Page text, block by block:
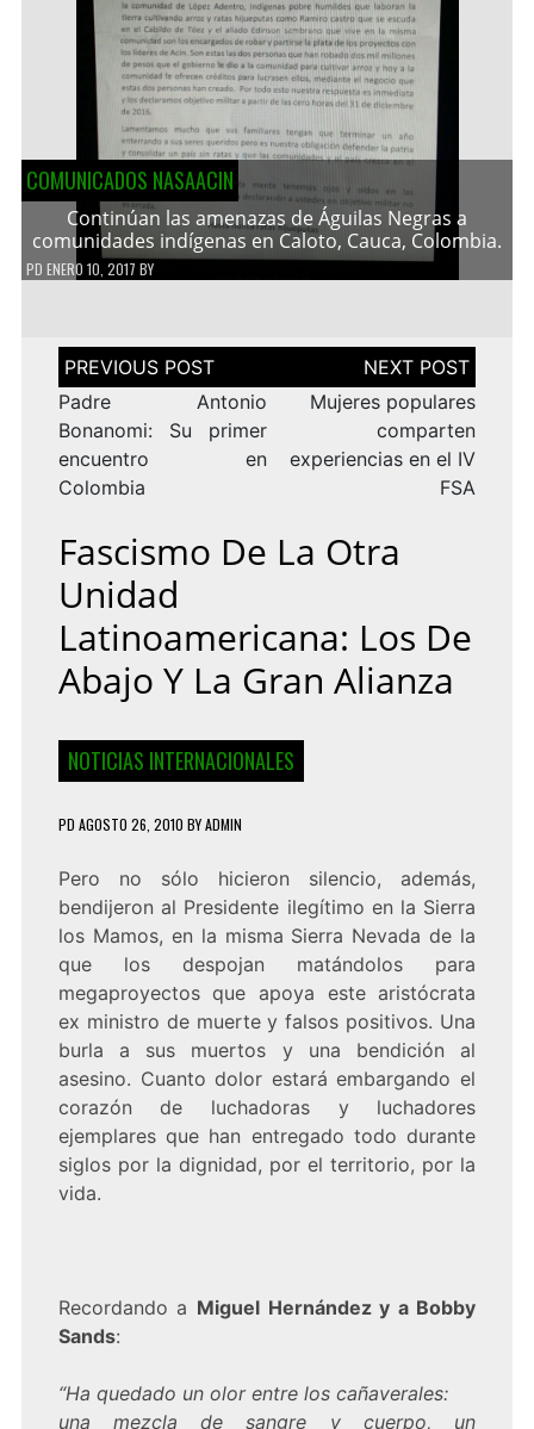
COMUNICADOS NASAACIN
Continúan las amenazas de Águilas Negras a
comunidades indígenas en Caloto, Cauca, Colombia.
PD ENERO 10, 2017 BY
Navegación
de
entradas
Padre Antonio
Bonanomi: Su primer
encuentro en
Colombia
Mujeres populares
comparten
experiencias en el IV
FSA
Fascismo De La Otra
Unidad
Latinoamericana: Los De
Abajo Y La Gran Alianza
NOTICIAS INTERNACIONALES
PD AGOSTO 26, 2010 BYADMIN
Pero no sólo hicieron silencio, además,
bendijeron al Presidente ilegítimo en la Sierra
los Mamos, en la misma Sierra Nevada de la
que los despojan matándolos para
megaproyectos que apoya este aristócrata
ex ministro de muerte y falsos positivos. Una
burla a sus muertos y una bendición al
asesino. Cuanto dolor estará embargando el
corazón de luchadoras y luchadores
ejemplares que han entregado todo durante
siglos por la dignidad, por el territorio, por la
vida.
Recordando a Miguel Hernández y a Bobby
Sands:
“Ha quedado un olor entre los cañaverales:
una mezcla de sangre y cuerpo, un